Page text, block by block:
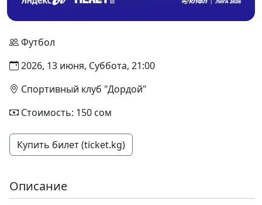
Футбол
2026, 13 июня, Суббота, 21:00
Спортивный клуб "Дордой"
Стоимость: 150 сом
Купить билет (ticket.kg)
Описание